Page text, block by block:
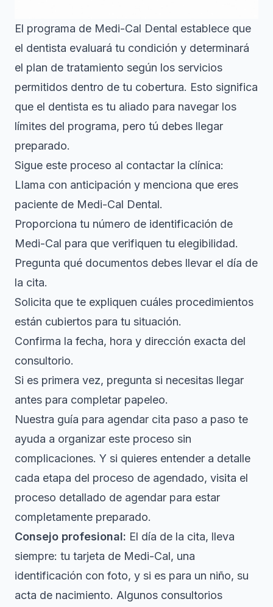
El programa de Medi-Cal Dental establece que
el dentista evaluará tu condición y determinará
el plan de tratamiento según los servicios
permitidos dentro de tu cobertura. Esto significa
que el dentista es tu aliado para navegar los
límites del programa, pero tú debes llegar
preparado.
Sigue este proceso al contactar la clínica:
Llama con anticipación y menciona que eres
paciente de Medi-Cal Dental.
Proporciona tu número de identificación de
Medi-Cal para que verifiquen tu elegibilidad.
Pregunta qué documentos debes llevar el día de
la cita.
Solicita que te expliquen cuáles procedimientos
están cubiertos para tu situación.
Confirma la fecha, hora y dirección exacta del
consultorio.
Si es primera vez, pregunta si necesitas llegar
antes para completar papeleo.
Nuestra guía para agendar cita paso a paso te
ayuda a organizar este proceso sin
complicaciones. Y si quieres entender a detalle
cada etapa del proceso de agendado, visita el
proceso detallado de agendar para estar
completamente preparado.
Consejo profesional: El día de la cita, lleva
siempre: tu tarjeta de Medi-Cal, una
identificación con foto, y si es para un niño, su
acta de nacimiento. Algunos consultorios